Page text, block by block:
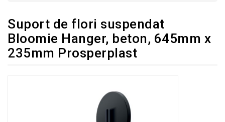
INVERTOARE
UPS
Suport de flori suspendat
Bloomie Hanger, beton, 645mm x
235mm Prosperplast